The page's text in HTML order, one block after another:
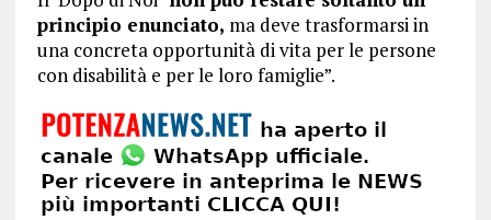
principio enunciato, ma deve trasformarsi in
una concreta opportunità di vita per le persone
con disabilità e per le loro famiglie”.